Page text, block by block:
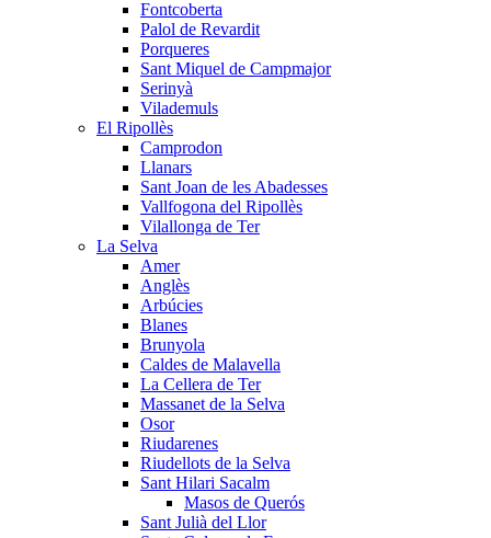
Fontcoberta
Palol de Revardit
Porqueres
Sant Miquel de Campmajor
Serinyà
Vilademuls
El Ripollès
Camprodon
Llanars
Sant Joan de les Abadesses
Vallfogona del Ripollès
Vilallonga de Ter
La Selva
Amer
Anglès
Arbúcies
Blanes
Brunyola
Caldes de Malavella
La Cellera de Ter
Massanet de la Selva
Osor
Riudarenes
Riudellots de la Selva
Sant Hilari Sacalm
Masos de Querós
Sant Julià del Llor